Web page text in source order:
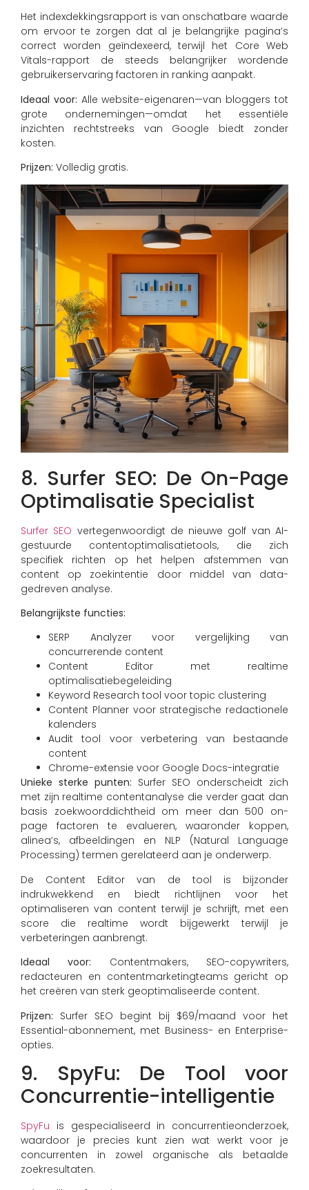
Het indexdekkingsrapport is van onschatbare waarde
om ervoor te zorgen dat al je belangrijke pagina’s
correct worden geïndexeerd, terwijl het Core Web
Vitals-rapport de steeds belangrijker wordende
gebruikerservaring factoren in ranking aanpakt.
Ideaal voor: Alle website-eigenaren—van bloggers tot
grote ondernemingen—omdat het essentiële
inzichten rechtstreeks van Google biedt zonder
kosten.
Prijzen: Volledig gratis.
8. Surfer SEO: De On-Page
Optimalisatie Specialist
Surfer SEO vertegenwoordigt de nieuwe golf van AI-
gestuurde contentoptimalisatietools, die zich
specifiek richten op het helpen afstemmen van
content op zoekintentie door middel van data-
gedreven analyse.
Belangrijkste functies:
SERP Analyzer voor vergelijking van
concurrerende content
Content Editor met realtime
optimalisatiebegeleiding
Keyword Research tool voor topic clustering
Content Planner voor strategische redactionele
kalenders
Audit tool voor verbetering van bestaande
content
Chrome-extensie voor Google Docs-integratie
Unieke sterke punten: Surfer SEO onderscheidt zich
met zijn realtime contentanalyse die verder gaat dan
basis zoekwoorddichtheid om meer dan 500 on-
page factoren te evalueren, waaronder koppen,
alinea’s, afbeeldingen en NLP (Natural Language
Processing) termen gerelateerd aan je onderwerp.
De Content Editor van de tool is bijzonder
indrukwekkend en biedt richtlijnen voor het
optimaliseren van content terwijl je schrijft, met een
score die realtime wordt bijgewerkt terwijl je
verbeteringen aanbrengt.
Ideaal voor: Contentmakers, SEO-copywriters,
redacteuren en contentmarketingteams gericht op
het creëren van sterk geoptimaliseerde content.
Prijzen: Surfer SEO begint bij $69/maand voor het
Essential-abonnement, met Business- en Enterprise-
opties.
9. SpyFu: De Tool voor
Concurrentie-intelligentie
SpyFu is gespecialiseerd in concurrentieonderzoek,
waardoor je precies kunt zien wat werkt voor je
concurrenten in zowel organische als betaalde
zoekresultaten.